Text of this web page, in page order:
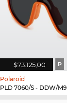
$73.125,00 P
Polaroid
PLD 7060/S - DDW/M9